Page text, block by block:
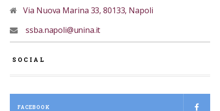
Via Nuova Marina 33, 80133, Napoli
ssba.napoli@unina.it
SOCIAL
FACEBOOK